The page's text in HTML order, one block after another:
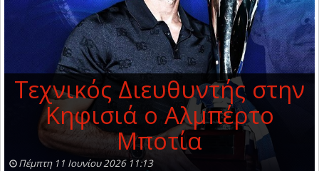
Τεχνικός Διευθυντής στην
Κηφισιά ο Αλμπέρτο
Μποτία
Πέμπτη 11 Ιουνίου 2026 11:13